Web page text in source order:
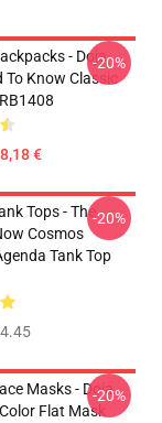
- Doja
Know Classic
€
-20%
Tops - The
Cosmos
Tank Top
-20%
Masks - Doja
Flat Mask
-20%